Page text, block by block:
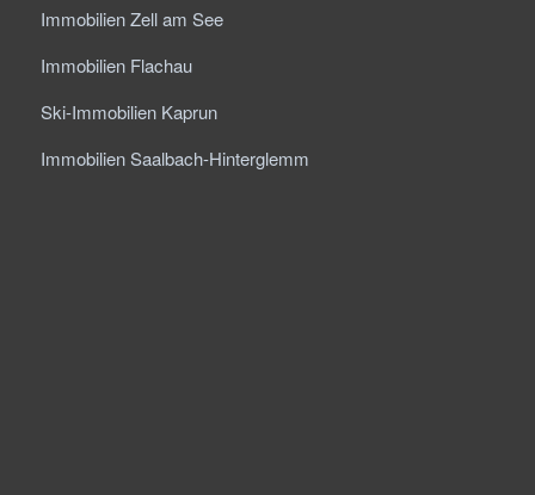
Immobilien Zell am See
Immobilien Flachau
Ski-Immobilien Kaprun
Immobilien Saalbach-Hinterglemm